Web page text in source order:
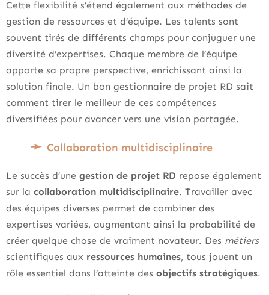
Cette flexibilité s’étend également aux méthodes de
gestion de ressources et d’équipe. Les talents sont
souvent tirés de différents champs pour conjuguer une
diversité d’expertises. Chaque membre de l’équipe
apporte sa propre perspective, enrichissant ainsi la
solution finale. Un bon gestionnaire de projet RD sait
comment tirer le meilleur de ces compétences
diversifiées pour avancer vers une vision partagée.
Collaboration multidisciplinaire
Le succès d’une gestion de projet RD repose également
sur la collaboration multidisciplinaire. Travailler avec
des équipes diverses permet de combiner des
expertises variées, augmentant ainsi la probabilité de
créer quelque chose de vraiment novateur. Des métiers
scientifiques aux ressources humaines, tous jouent un
rôle essentiel dans l’atteinte des objectifs stratégiques.